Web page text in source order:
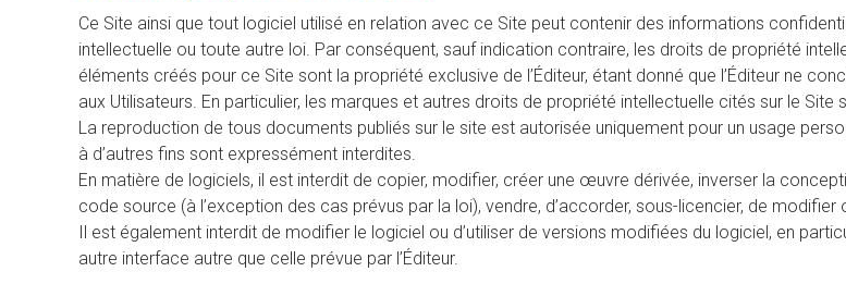
Ce Site ainsi que tout logiciel utilisé en relation avec ce Site peut contenir des informations
intellectuelle ou toute autre loi. Par conséquent, sauf indication contraire, les droits de propriété
éléments créés pour ce Site sont la propriété exclusive de l’Éditeur, étant donné que l’Éditeur ne
aux Utilisateurs. En particulier, les marques et autres droits de propriété intellectuelle cités sur le Site
La reproduction de tous documents publiés sur le site est autorisée uniquement pour un usage
à d’autres fins sont expressément interdites.
En matière de logiciels, il est interdit de copier, modifier, créer une œuvre dérivée, inverser la
code source (à l’exception des cas prévus par la loi), vendre, d’accorder, sous-licencier, de
Il est également interdit de modifier le logiciel ou d’utiliser de versions modifiées du logiciel, en
autre interface autre que celle prévue par l’Éditeur.